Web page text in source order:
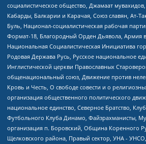
социалистическое общество, Джамаат
Кабарды, Балкарии и Карачая, Союз славян, Ат-
Буль, Национал-социалистическая рабочая
Формат-18, Благородный Орден Дьявола, Армия
Национальная Социалистическая Инициатива
Родовая Держава Русь, Русское национальное
Инглистической церкви Православных
общенациональный союз, Движение против
Кровь и Честь, О свободе совести и о
организация общественного политического
национальное единство, Северное Братство,
Футбольного Клуба Динамо, Файзрахманисты,
организация п. Боровский, Община Коренного
Щелковского района, Правый сектор, УНА -